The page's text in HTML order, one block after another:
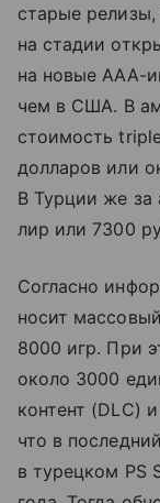
старые релизы,
на стадии
на новые AAA-
чем в США. В
стоимость
долларов или
В Турции же за
лир или 7300
Согласно
носит
8000 игр. При
около 3000
контент (DLC)
что в
в турецком PS